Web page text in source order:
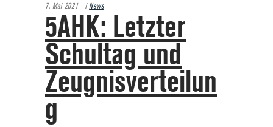
7. Mai 2021 News
5AHK: Letzter
Schultag und
Zeugnisverteilun
g